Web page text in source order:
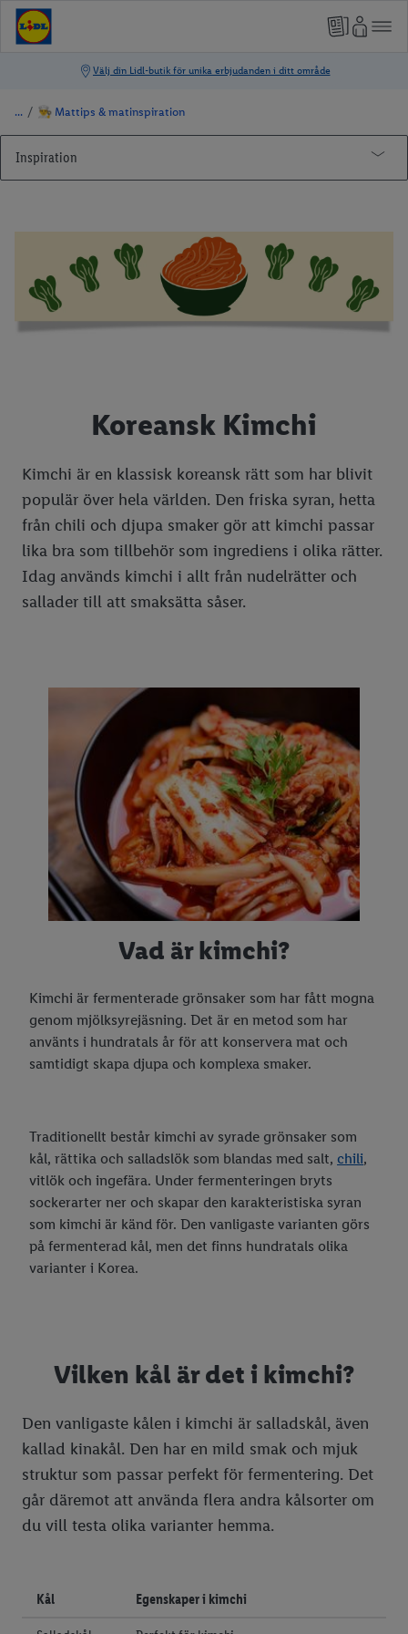
/ 👨‍🍳 Mattips & matinspiration
Inspiration
Billig middag
Plockmat
Vego
Virala fruktbakelser
Girl dinner
Mocktails
Kimchi
Surdeg
Buljong och fond
Beräkna mat till buffé
3 snabba potatisrecept
Piffa till färdigrätter
3 snabba recept med morötter
5 baktips
5 matlagningstips
Laga mat i micro
Garnering
Vad kan man laga i en airfryer?
Lösningar med köksapparater
Ätbara växter
Ätbara blommor
Hundgodis & kattgodis
Ta sticklingar
Välj rätt krukor
Bekämpa mördarsniglar
Odla tomater
🧹 Hem & hushåll
Städa köket
Frosta av frysen
Rengör spis & spishäll
Varmluftsugn vs vanlig ugn
Lufta element
💡 Lifehacks
Garnering
Dessertuppläggning
⚒️ Verktyg
Borra i trä
Verktygslåda med verktyg
Handla i säsong
Mellanmål för barn
🎨 Pyssla med barn
Koreansk Kimchi
Kimchi är en klassisk koreansk rätt som har blivit
populär över hela världen. Den friska syran, hetta
från chili och djupa smaker gör att kimchi passar
lika bra som tillbehör som ingrediens i olika rätter.
Idag används kimchi i allt från nudelrätter och
sallader till att smaksätta såser.
Vad är kimchi?
Kimchi är fermenterade grönsaker som har fått mogna
genom mjölksyrejäsning. Det är en metod som har
använts i hundratals år för att konservera mat och
samtidigt skapa djupa och komplexa smaker.
Traditionellt består kimchi av syrade grönsaker som
kål, rättika och salladslök som blandas med salt, chili,
vitlök och ingefära. Under fermenteringen bryts
sockerarter ner och skapar den karakteristiska syran
som kimchi är känd för. Den vanligaste varianten görs
på fermenterad kål, men det finns hundratals olika
varianter i Korea.
Vilken kål är det i kimchi?
Den vanligaste kålen i kimchi är salladskål, även
kallad kinakål. Den har en mild smak och mjuk
struktur som passar perfekt för fermentering. Det
går däremot att använda flera andra kålsorter om
du vill testa olika varianter hemma.
Kål Egenskaper i kimchi